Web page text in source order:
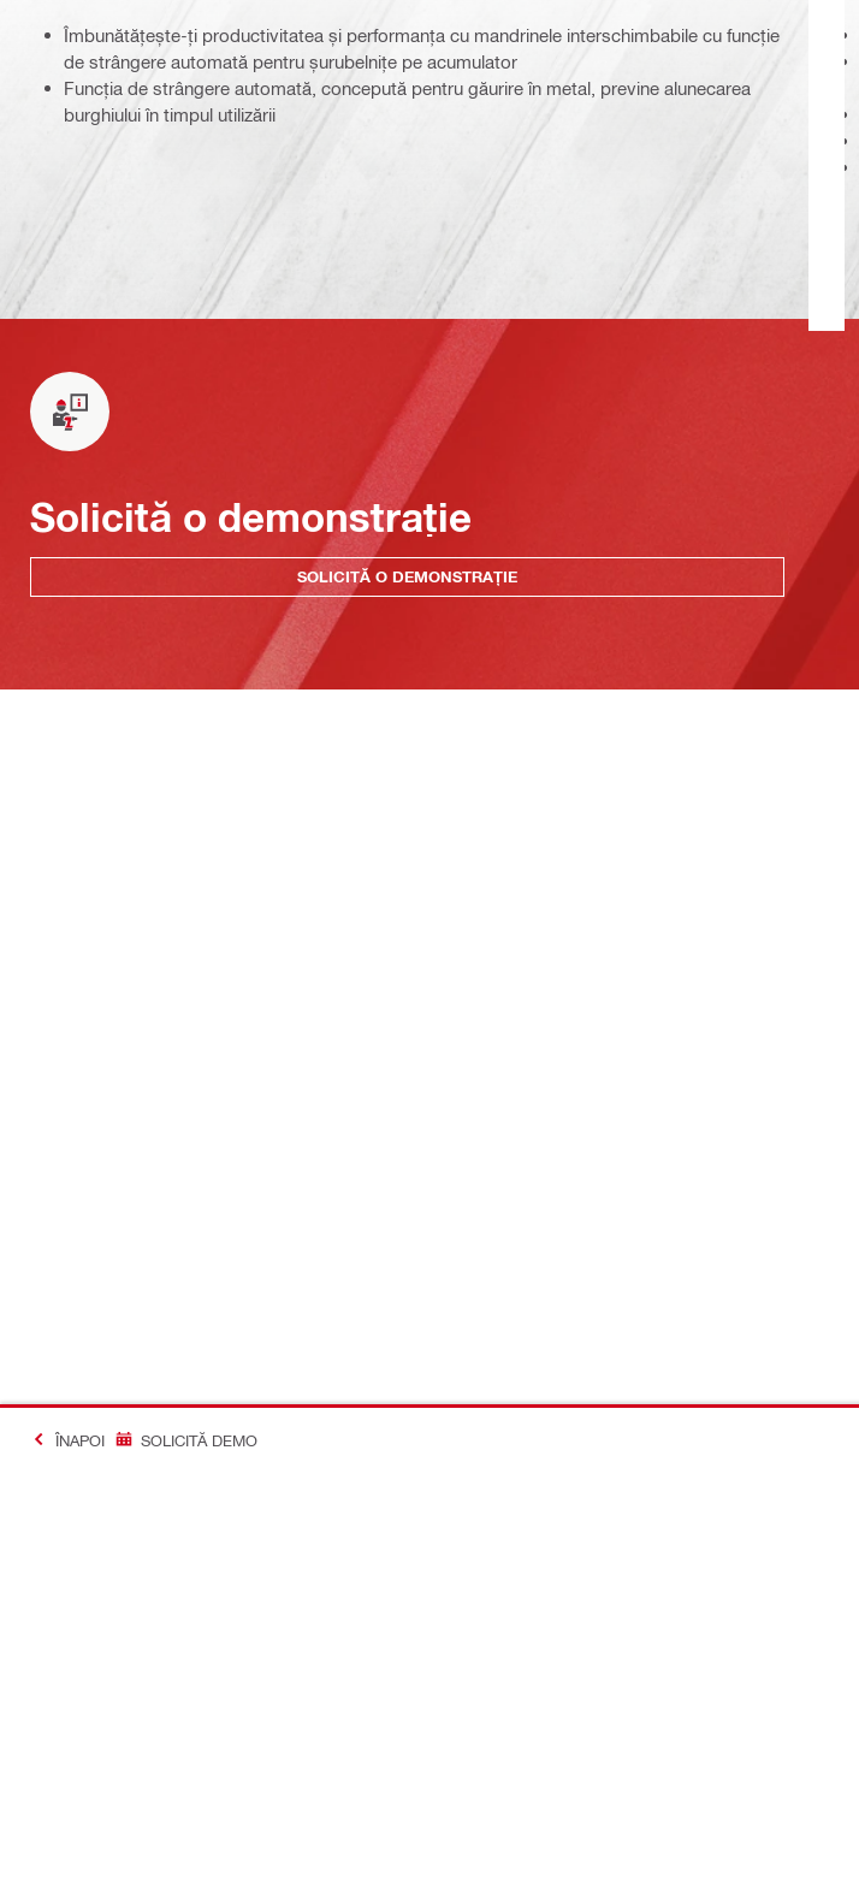
Îmbunătățește-ți productivitatea și performanța cu mandrinele interschimbabile cu funcție
de strângere automată pentru șurubelnițe pe acumulator
Funcția de strângere automată, concepută pentru găurire în metal, previne alunecarea
burghiului în timpul utilizării
Solicită o demonstrație
SOLICITĂ O DEMONSTRAȚIE
ÎNAPOI SOLICITĂ DEMO